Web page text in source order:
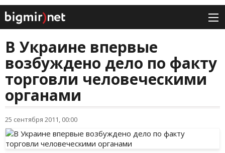
В Украине впервые
возбуждено дело по факту
торговли человеческими
органами
25 сентября 2011, 00:00